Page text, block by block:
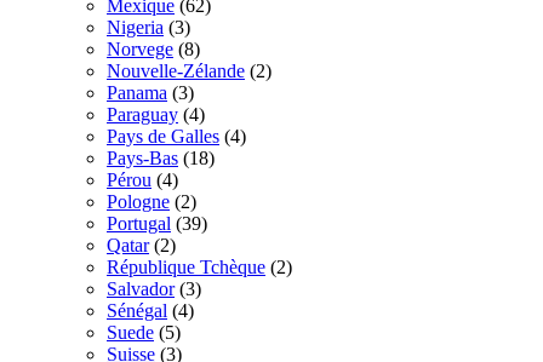
Mexique (62)
Nigeria (3)
Norvege (8)
Nouvelle-Zélande (2)
Panama (3)
Paraguay (4)
Pays de Galles (4)
Pays-Bas (18)
Pérou (4)
Pologne (2)
Portugal (39)
Qatar (2)
République Tchèque (2)
Salvador (3)
Sénégal (4)
Suede (5)
Suisse (3)